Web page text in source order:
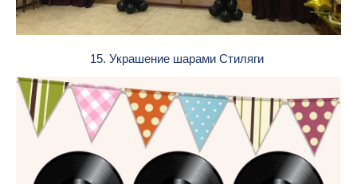
15. Украшение шарами Стиляги